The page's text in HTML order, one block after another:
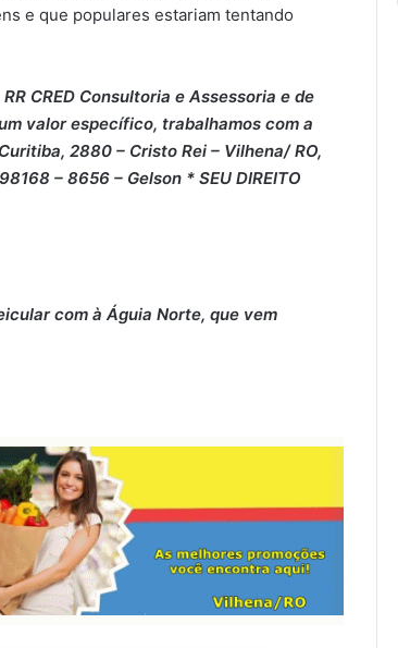
e que populares estariam tentando
CRED Consultoria e Assessoria e de
valor específico, trabalhamos com a
2880 – Cristo Rei – Vilhena/ RO,
– 8656 – Gelson * SEU DIREITO
com à Águia Norte, que vem